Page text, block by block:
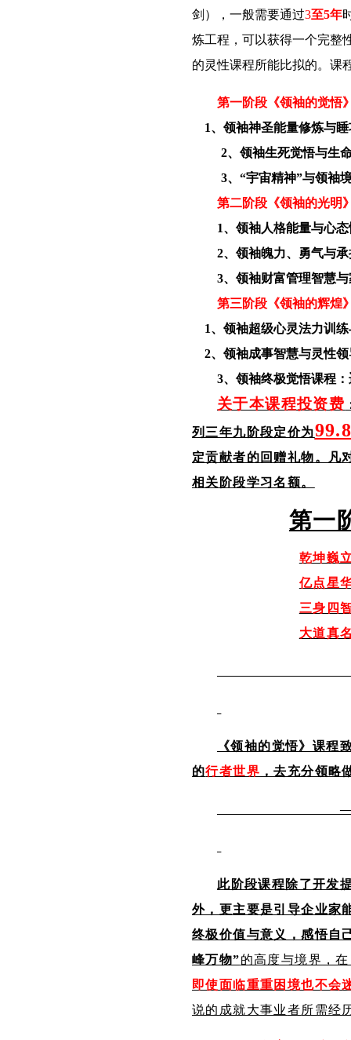
剑），一般需要通过3至5年
炼工程，可以获得一个完整
的灵性课程所能比拟的。课
第一阶段《领袖的觉悟
1、领袖神圣能量修炼与睡
2、领袖生死觉悟与生
3、“宇宙精神”与领袖
第二阶段《领袖的光明
1、 领袖人格能量与心
2、 领袖魄力、勇气与
3、 领袖财富管理智慧
第三阶段《领袖的辉煌
1、领袖超级心灵法力训练
2、领袖成事智慧与灵性领
3、 领袖终极觉悟课程
关于本课程投资费
列三年九阶段定价为
定贡献者的回赠礼物。凡
相关阶段学习名额。
第一
乾坤巍
亿点星
三身四
大道真
《领袖的觉悟》课程
的行者世界 ，去充分领
——中灵文
此阶段课程除了开发
外，更主要是引导企业家
终极价值与意义，感悟自
峰万物”的高度与境界 ，
即使面临重重困境也不会
说的成就大事业者所需经